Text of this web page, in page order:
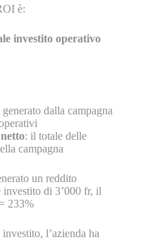
è:
investito operativo
dalla campagna
: il totale delle
campagna
un reddito
di 3’000 fr, il
233%
l’azienda ha